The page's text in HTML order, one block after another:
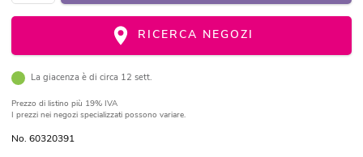
RICERCA NEGOZI
La giacenza è di circa 12 sett.
Prezzo di listino più 19% IVA
I prezzi nei negozi specializzati possono variare.
No. 60320391